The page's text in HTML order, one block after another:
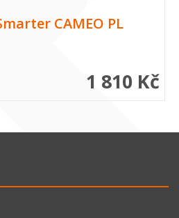
CAMEO PL
1 810 Kč